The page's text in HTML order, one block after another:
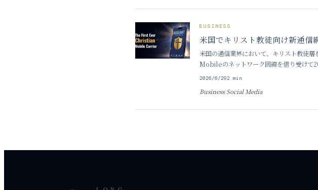
BUSINESS
米国でキリスト教徒向け新通信
米国の通信業界において、キリスト教徒
Mobileのネットワーク回線を借り受けて
であっても解除することができないネット
2026/6/292 min
Business/Social Media